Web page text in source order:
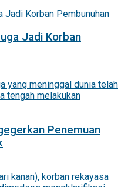
Jadi Korban
Penemuan